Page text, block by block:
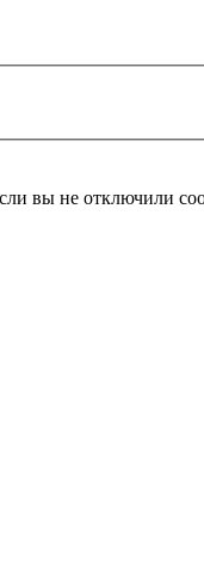
вы не отключили